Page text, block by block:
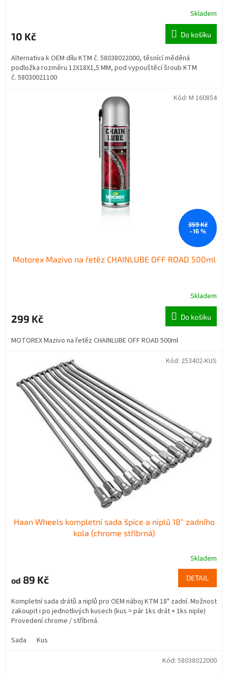
Skladem
10 Kč Do košíku
Alternativa k OEM dílu KTM č. 58038022000, těsnící měděná
podložka rozměru 12X18X1,5 MM, pod vypouštěcí šroub KTM
č. 58030021100
359 Kč
–16 %
Motorex Mazivo na řetěz CHAINLUBE OFF ROAD 500ml
Skladem
299 Kč Do košíku
MOTOREX Mazivo na řetěz CHAINLUBE OFF ROAD 500ml
Kód: M 160854
Haan Wheels kompletní sada špice a niplů 18" zadního
kola (chrome stříbrná)
Skladem
od 89 Kč DETAIL
Kompletní sada drátů a niplů pro OEM náboj KTM 18" zadní. Možnost
zakoupit i po jednotlivých kusech (kus = pár 1ks drát + 1ks niple)
Provedení chrome / stříbrná.
Sada
Kus
Kód: 253402-KUS
Kód: 58038022000